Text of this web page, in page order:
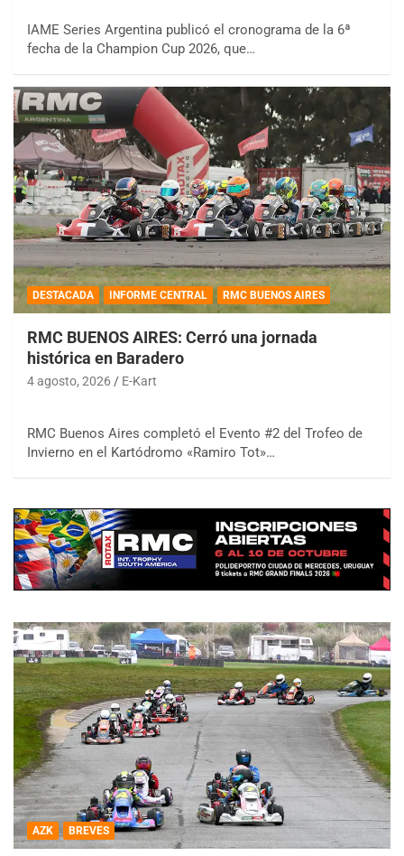
IAME Series Argentina publicó el cronograma de la 6ª
fecha de la Champion Cup 2026, que…
DESTACADA INFORME CENTRAL RMC BUENOS AIRES
RMC BUENOS AIRES: Cerró una jornada
histórica en Baradero
4 agosto, 2026 E-Kart
RMC Buenos Aires completó el Evento #2 del Trofeo de
Invierno en el Kartódromo «Ramiro Tot»…
AZK BREVES